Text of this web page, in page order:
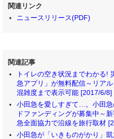
関連リンク
ニュースリリース(PDF)
関連記事
トイレの空き状況までわかる!
急アプリ」が無料配信～リア
混雑度まで表示可能 [2017/6/8]
小田急を愛しすぎて…。小田
ドファンディングが募集中～
急全面協力で沿線を旅行取材
小田急が「いきものがかり」